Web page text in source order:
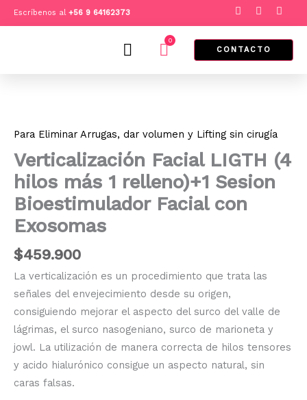
al
Escríbenos al +56 9 64162373
F
a
c
e
b
o
I
n
s
t
a
g
T
i
k
t
k
0
Cart CONTACTO
Para Eliminar Arrugas, dar volumen y Lifting sin cirugía
Verticalización Facial LIGTH (4
hilos más 1 relleno)+1 Sesion
Bioestimulador Facial con
Exosomas
$459.900
La verticalización es un procedimiento que trata las
señales del envejecimiento desde su origen,
consiguiendo mejorar el aspecto del surco del valle de
lágrimas, el surco nasogeniano, surco de marioneta y
jowl. La utilización de manera correcta de hilos tensores
y acido hialurónico consigue un aspecto natural, sin
caras falsas.
hilos
1
relleno)+1
Sesion
Bioestimulador
Facial
con
cantidad